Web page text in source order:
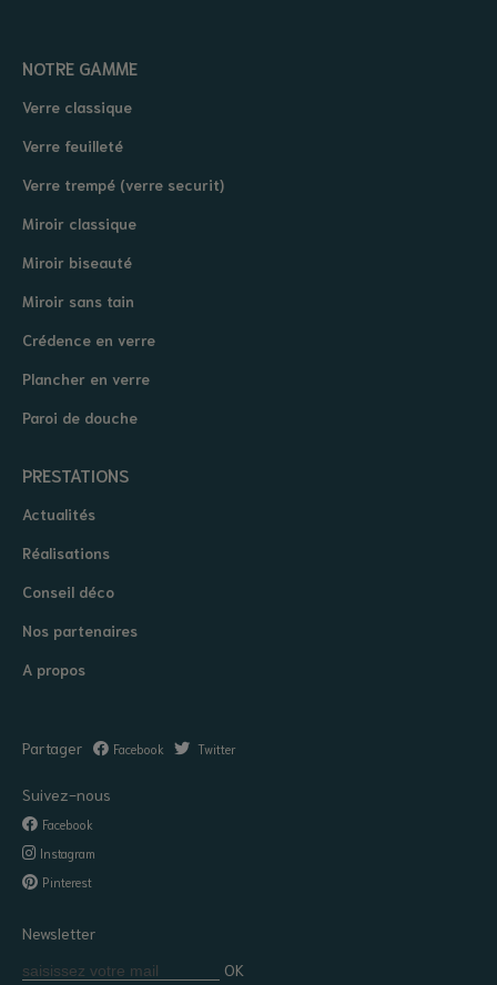
NOTRE GAMME
Verre classique
Verre feuilleté
Verre trempé (verre securit)
Miroir classique
Miroir biseauté
Miroir sans tain
Crédence en verre
Plancher en verre
Paroi de douche
PRESTATIONS
Actualités
Réalisations
Conseil déco
Nos partenaires
A propos
Partager Facebook Twitter
Suivez-nous
Facebook
Instagram
Pinterest
Newsletter
OK